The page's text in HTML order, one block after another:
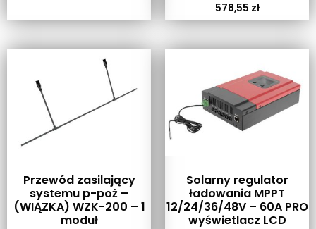
578,55 zł
Przewód zasilający
systemu p-poż –
(WIĄZKA) WZK-200 – 1
moduł
Solarny regulator
ładowania MPPT
12/24/36/48V – 60A PRO
wyświetlacz LCD